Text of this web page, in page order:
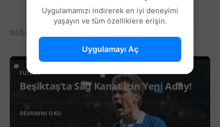
BEĞENEBILECEĞIN DIĞER YAZILAR...
FUTBOL
Beşiktaş’ta Sağ Kanat İçin Yeni Aday!
DEVAMINI OKU
Uygulamamızı indirerek en iyi deneyimi
yaşayın ve tüm özelliklere erişin.
Uygulamayı Aç